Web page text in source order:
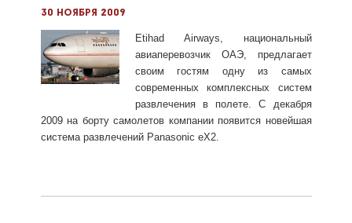
30 ноября 2009
Etihad Airways, национальный
авиаперевозчик ОАЭ, предлагает
своим гостям одну из самых
современных комплексных систем
развлечения в полете. С декабря
2009 на борту самолетов компании появится новейшая
система развлечений Panasonic eX2.